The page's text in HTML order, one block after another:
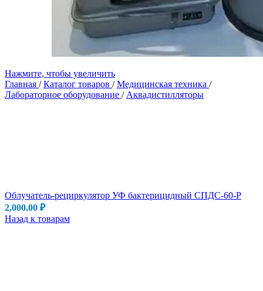
Нажмите, чтобы увеличить
Главная / Каталог товаров / Медицинская техника /
Лабораторное оборудование / Аквадистилляторы
Облучатель-рециркулятор УФ бактерицидный СПДС-60-Р
2,000.00 ₽
Назад к товарам